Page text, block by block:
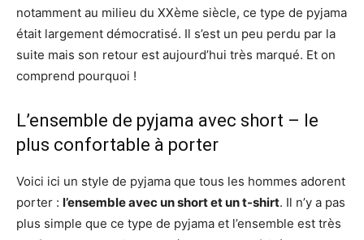
notamment au milieu du XXème siècle, ce type de pyjama
était largement démocratisé. Il s’est un peu perdu par la
suite mais son retour est aujourd’hui très marqué. Et on
comprend pourquoi !
L’ensemble de pyjama avec short – le
plus confortable à porter
Voici ici un style de pyjama que tous les hommes adorent
porter : l’ensemble avec un short et un t-shirt. Il n’y a pas
plus simple que ce type de pyjama et l’ensemble est très